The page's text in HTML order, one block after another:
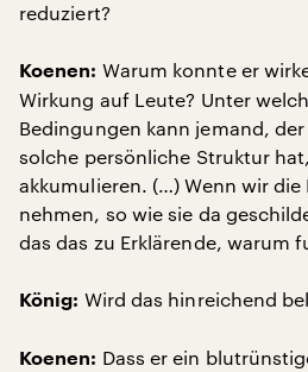
reduziert?
Koenen: Warum konnte er
Wirkung auf Leute? Unter
Bedingungen kann jemand,
solche persönliche Struktur
akkumulieren. (…) Wenn wir die
nehmen, so wie sie da
das das zu Erklärende, warum
König: Wird das hinreichend
Koenen: Dass er ein